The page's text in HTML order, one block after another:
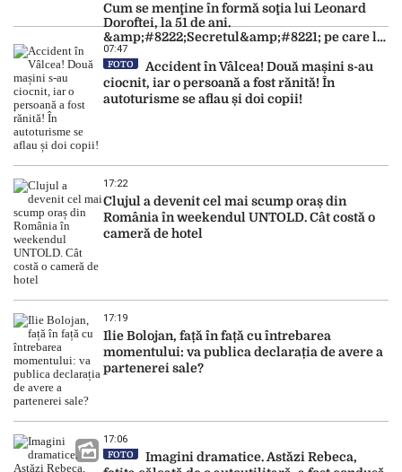
Cum se menţine în formă soţia lui Leonard
Doroftei, la 51 de ani.
&amp;#8222;Secretul&amp;#8221; pe care l-a
dezvăluit
07:47
FOTO
Accident în Vâlcea! Două mașini s-au
ciocnit, iar o persoană a fost rănită! În
autoturisme se aflau și doi copii!
17:22
Clujul a devenit cel mai scump oraș din
România în weekendul UNTOLD. Cât costă o
cameră de hotel
17:19
Ilie Bolojan, față în față cu întrebarea
momentului: va publica declarația de avere a
partenerei sale?
17:06
FOTO
Imagini dramatice. Astăzi Rebeca,